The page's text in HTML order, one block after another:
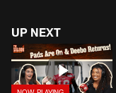
UP NEXT